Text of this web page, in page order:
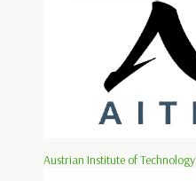
Austrian Institute of Technology